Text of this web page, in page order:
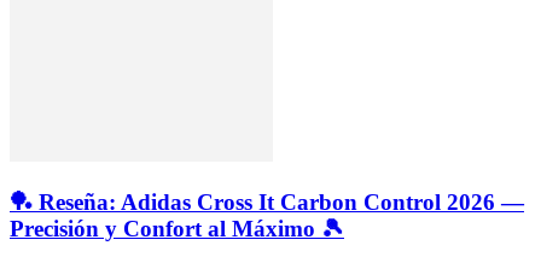
🏓 Reseña: Adidas Cross It Carbon Control 2026 —
Precisión y Confort al Máximo 🎾